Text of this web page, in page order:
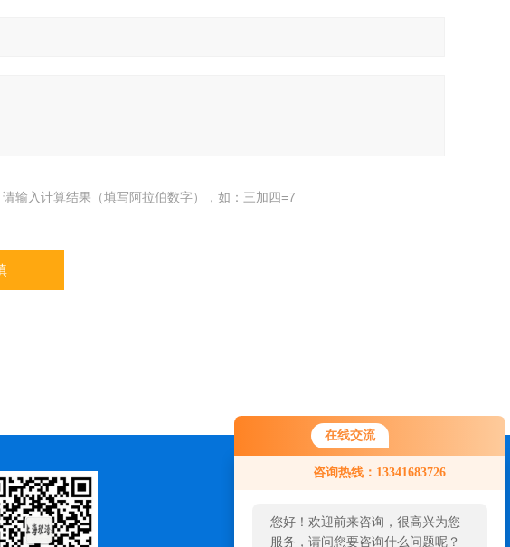
在线交流
咨询热线：13341683726
您好！欢迎前来咨询，很高兴为您
服务，请问您要咨询什么问题呢？
请输入计算结果（填写阿拉伯数字），如：三加四=7
联系我们
24小时热线：